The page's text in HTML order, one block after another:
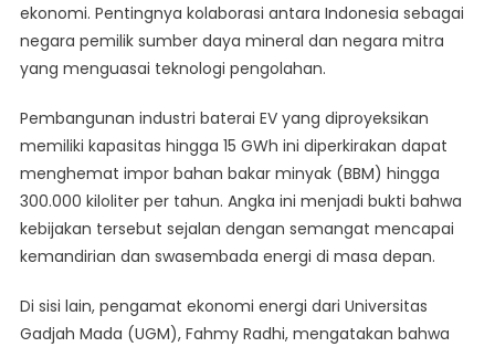
ekonomi. Pentingnya kolaborasi antara Indonesia sebagai
negara pemilik sumber daya mineral dan negara mitra
yang menguasai teknologi pengolahan.
Pembangunan industri baterai EV yang diproyeksikan
memiliki kapasitas hingga 15 GWh ini diperkirakan dapat
menghemat impor bahan bakar minyak (BBM) hingga
300.000 kiloliter per tahun. Angka ini menjadi bukti bahwa
kebijakan tersebut sejalan dengan semangat mencapai
kemandirian dan swasembada energi di masa depan.
Di sisi lain, pengamat ekonomi energi dari Universitas
Gadjah Mada (UGM), Fahmy Radhi, mengatakan bahwa